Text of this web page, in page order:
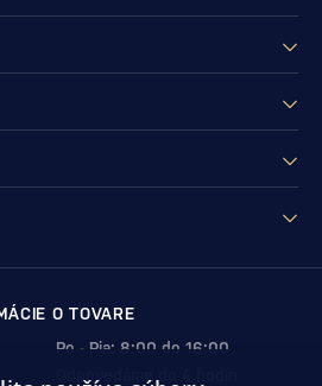
O TOVARE
Po - Pia: 8:00 do 16:00